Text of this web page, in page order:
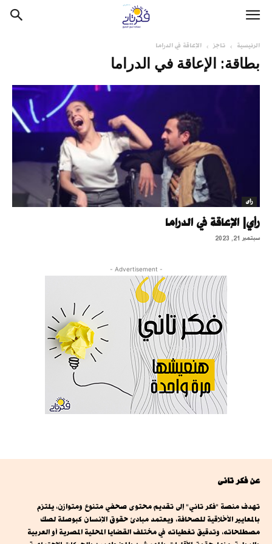
الرئيسية تاجز الإعاقة في الدراما
بطاقة: الإعاقة في الدراما
رأى
رأي| الإعاقة في الدراما
سبتمبر 21, 2023
- Advertisement -
عن فكر تانى
تهدف منصة "فكر تاني" إلى تقديم محتوى صحفي متنوع ومتوازن، يلتزم
بالمعايير الأخلاقية للصحافة، ويعتمد مبادئ حقوق الإنسان كبوصلة لصك
مصطلحاته، وتدقيق تغطياته في مختلف القضايا المحلية المصرية أو العربية